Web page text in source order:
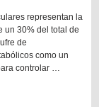
representan la
un 30% del total de
de
como un
controlar …